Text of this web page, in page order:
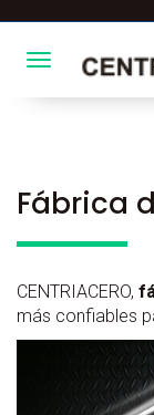
Toggle
Fábrica
CENTRIACERO,
más confiables